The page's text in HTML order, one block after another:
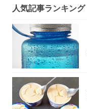
人気記事ランキング